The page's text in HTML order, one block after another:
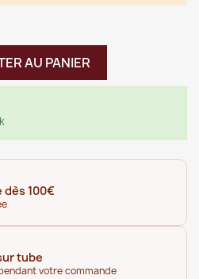
AU PANIER
100€
tube
votre commande